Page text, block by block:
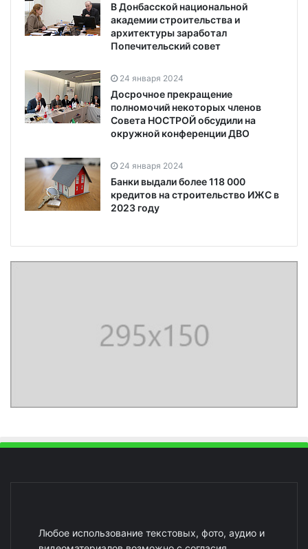
В Донбасской национальной
академии строительства и
архитектуры заработал
Попечительский совет
24 января 2024
Досрочное прекращение
полномочий некоторых членов
Совета НОСТРОЙ обсудили на
окружной конференции ДВО
24 января 2024
Банки выдали более 118 000
кредитов на строительство ИЖС в
2023 году
Любое использование текстовых, фото, аудио и